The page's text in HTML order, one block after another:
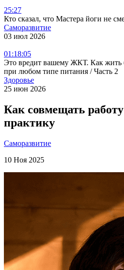
25:27
Кто сказал, что Мастера йоги не
Саморазвитие
03 июл 2026
01:18:05
Это вредит вашему ЖКТ. Как жить
при любом типе питания / Часть 2
Здоровье
25 июн 2026
Как совмещать
практику
Саморазвитие
10 Ноя 2025